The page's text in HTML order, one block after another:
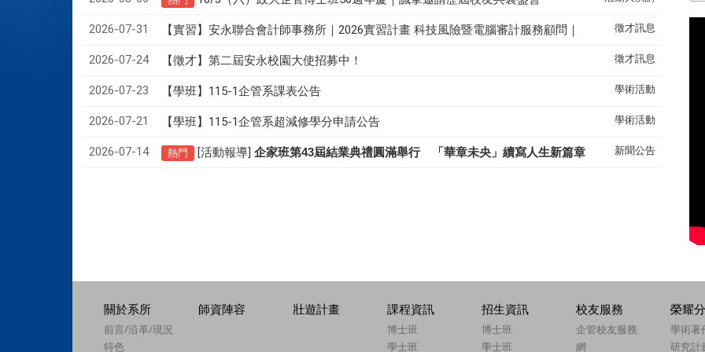
2026-07-31 【實習】安永聯合會計師事務所｜2026實習計畫 科技風險暨電腦審計服務顧問｜ 徵才訊息
2026-07-24 【徵才】第二屆安永校園大使招募中！ 徵才訊息
2026-07-23 【學班】115-1企管系課表公告 學術活動
2026-07-21 【學班】115-1企管系超減修學分申請公告 學術活動
2026-07-14 熱門 [活動報導]企家班第43屆結業典禮圓滿舉行 「華章未央」續寫人生新篇章 新聞公告
關於系所
前言/沿革/現況
特色
師資陣容 壯遊計畫 課程資訊
博士班
學士班
招生資訊
博士班
學士班
校友服務
企管校友服務
網
榮耀
學術著
研究計